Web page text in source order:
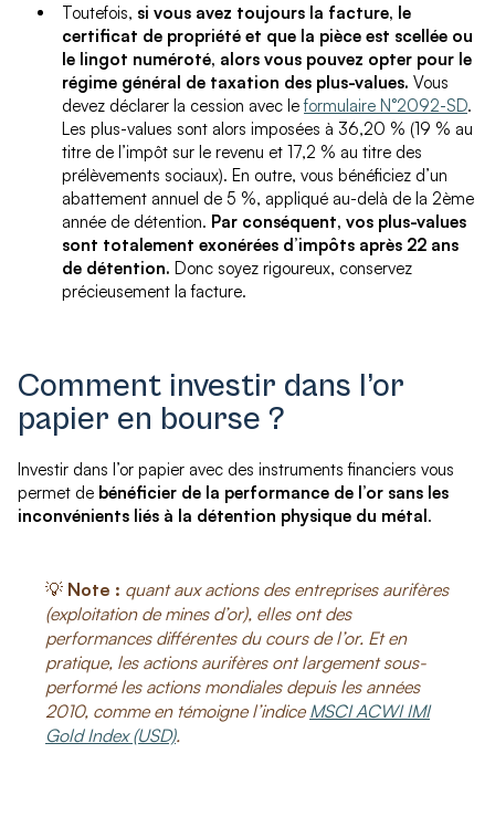
Toutefois, si vous avez toujours la facture, le
certificat de propriété et que la pièce est scellée ou
le lingot numéroté, alors vous pouvez opter pour le
régime général de taxation des plus-values. Vous
devez déclarer la cession avec leformulaire N°2092-SD.
Les plus-values sont alors imposées à 36,20 % (19 % au
titre de l’impôt sur le revenu et 17,2 % au titre des
prélèvements sociaux). En outre, vous bénéficiez d’un
abattement annuel de 5 %, appliqué au-delà de la 2ème
année de détention. Par conséquent, vos plus-values
sont totalement exonérées d’impôts après 22 ans
de détention. Donc soyez rigoureux, conservez
précieusement la facture.
Comment investir dans l’or
papier en bourse ?
Investir dans l’or papier avec des instruments financiers vous
permet de bénéficier de la performance de l’or sans les
inconvénients liés à la détention physique du métal.
💡 Note : quant aux actions des entreprises aurifères
(exploitation de mines d’or), elles ont des
performances différentes du cours de l’or. Et en
pratique, les actions aurifères ont largement sous-
performé les actions mondiales depuis les années
2010, comme en témoigne l’indice MSCI ACWI IMI
Gold Index (USD).